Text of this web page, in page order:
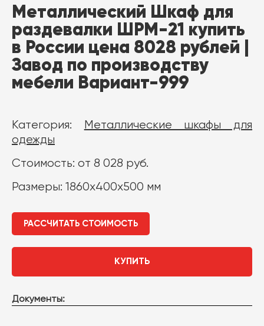
Металлический Шкаф для
раздевалки ШРМ-21 купить
в России цена 8028 рублей |
Завод по производству
мебели Вариант-999
Категория:
Металлические шкафы для
одежды
Стоимость: от 8 028 руб.
Размеры: 1860х400х500 мм
РАССЧИТАТЬ СТОИМОСТЬ
КУПИТЬ
Документы: